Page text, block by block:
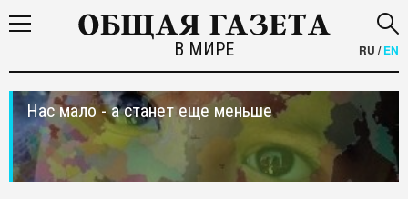
В МИРЕ RU /EN
Нас мало - а станет еще меньше